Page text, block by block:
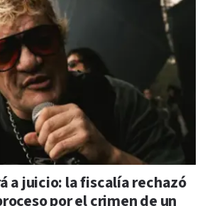
a juicio: la fiscalía rechazó
por el crimen de un